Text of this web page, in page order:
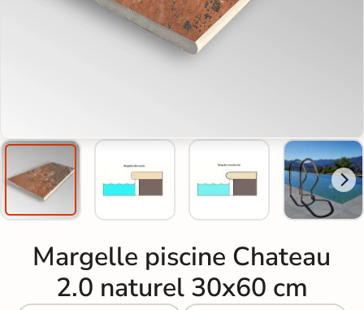
Margelle piscine Chateau
2.0 naturel 30x60 cm